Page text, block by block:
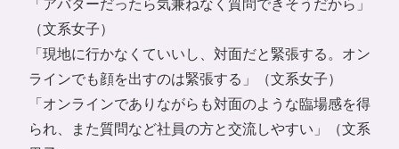
「アバターだったら気兼ねなく質問できそうだから」
（文系女子）
「現地に行かなくていいし、対面だと緊張する。オン
ラインでも顔を出すのは緊張する」（文系女子）
「オンラインでありながらも対面のような臨場感を得
られ、また質問など社員の方と交流しやすい」（文系